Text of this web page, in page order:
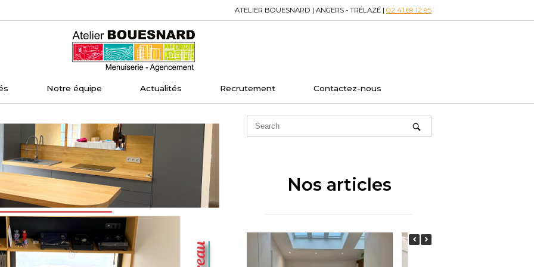
ATELIER BOUESNARD | ANGERS - TRÉLAZÉ | 02 41 69 12 95
Home
Notre équipe Actualités Recrutement Contactez-nous
Nos articles